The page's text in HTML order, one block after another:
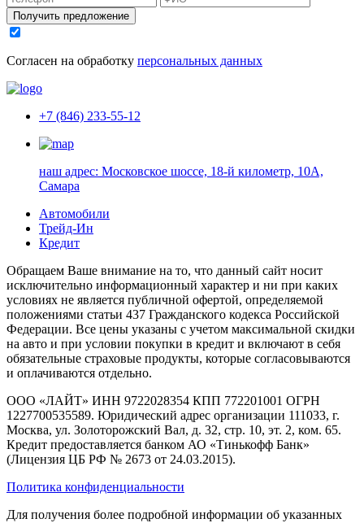
Получить предложение
Согласен на обработку персональных данных
+7 (846) 233-55-12
наш адрес: Московское шоссе, 18-й километр, 10А,
Самара
Автомобили
Трейд-Ин
Кредит
Обращаем Ваше внимание на то, что данный сайт носит
исключительно информационный характер и ни при каких
условиях не является публичной офертой, определяемой
положениями статьи 437 Гражданского кодекса Российской
Федерации. Все цены указаны с учетом максимальной скидки
на авто и при условии покупки в кредит и включают в себя
обязательные страховые продукты, которые согласовываются
и оплачиваются отдельно.
ООО «ЛАЙТ» ИНН 9722028354 КПП 772201001 ОГРН
1227700535589. Юридический адрес организации 111033, г.
Москва, ул. Золоторожский Вал, д. 32, стр. 10, эт. 2, ком. 65.
Кредит предоставляется банком АО «Тинькофф Банк»
(Лицензия ЦБ РФ № 2673 от 24.03.2015).
Политика конфиденциальности
Для получения более подробной информации об указанных